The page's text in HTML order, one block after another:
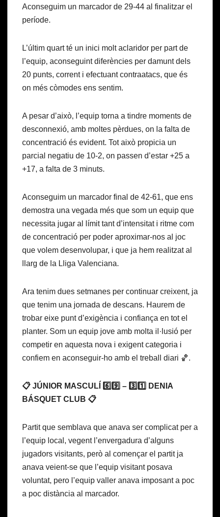
Aconseguim un marcador de 29-44 al finalitzar el
període.
L’últim quart té un inici molt aclaridor per part de
l’equip, aconseguint diferències per damunt dels
20 punts, corrent i efectuant contraatacs, que és
on més còmodes ens sentim.
A pesar d’això, l’equip torna a tindre moments de
desconnexió, amb moltes pèrdues, on la falta de
concentració és evident. Tot això propicia un
parcial negatiu de 10-2, on passen d’estar +25 a
+17, a falta de 3 minuts.
Aconseguim un marcador final de 42-61, que ens
demostra una vegada més que som un equip que
necessita jugar al límit tant d’intensitat i ritme com
de concentració per poder aproximar-nos al joc
que volem desenvolupar, i que ja hem realitzat al
llarg de la Lliga Valenciana.
Ara tenim dues setmanes per continuar creixent, ja
que tenim una jornada de descans. Haurem de
trobar eixe punt d’exigència i confiança en tot el
planter. Som un equip jove amb molta il·lusió per
competir en aquesta nova i exigent categoria i
confiem en aconseguir-ho amb el treball diari 🏀.
📋 JÚNIOR MASCULÍ 6️⃣9️⃣ – 3️⃣1️⃣ DENIA
BÁSQUET CLUB 📋
Partit que semblava que anava ser complicat per a
l’equip local, vegent l’envergadura d’alguns
jugadors visitants, però al començar el partit ja
anava veient-se que l’equip visitant posava
voluntat, pero l’equip valler anava imposant a poc
a poc distància al marcador.